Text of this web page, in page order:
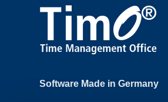
Software Made in Germany